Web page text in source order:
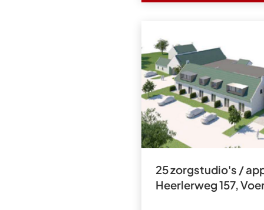
25 zorgstudio's /
Heerlerweg 157,